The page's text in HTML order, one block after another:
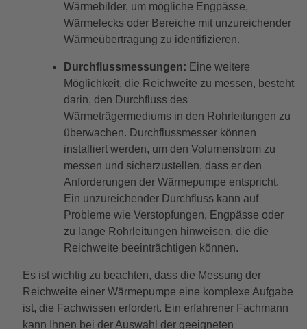
Wärmebilder, um mögliche Engpässe,
Wärmelecks oder Bereiche mit unzureichender
Wärmeübertragung zu identifizieren.
Durchflussmessungen: Eine weitere
Möglichkeit, die Reichweite zu messen, besteht
darin, den Durchfluss des
Wärmeträgermediums in den Rohrleitungen zu
überwachen. Durchflussmesser können
installiert werden, um den Volumenstrom zu
messen und sicherzustellen, dass er den
Anforderungen der Wärmepumpe entspricht.
Ein unzureichender Durchfluss kann auf
Probleme wie Verstopfungen, Engpässe oder
zu lange Rohrleitungen hinweisen, die die
Reichweite beeinträchtigen können.
Es ist wichtig zu beachten, dass die Messung der
Reichweite einer Wärmepumpe eine komplexe Aufgabe
ist, die Fachwissen erfordert. Ein erfahrener Fachmann
kann Ihnen bei der Auswahl der geeigneten